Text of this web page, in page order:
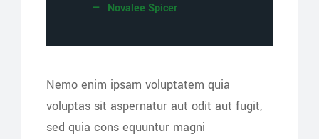
Novalee Spicer
Nemo enim ipsam voluptatem quia
voluptas sit aspernatur aut odit aut fugit,
sed quia cons equuntur magni